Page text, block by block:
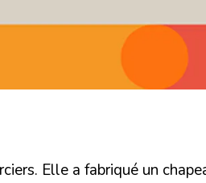
Elle a fabriqué un